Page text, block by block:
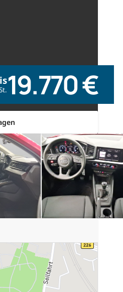
19.770 €